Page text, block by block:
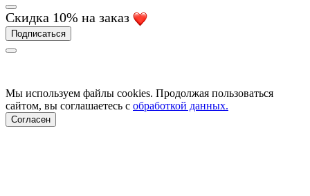
Скидка 10% на заказ
Подписаться
Мы используем файлы cookies. Продолжая пользоваться
сайтом, вы соглашаетесь с обработкой данных.
Согласен